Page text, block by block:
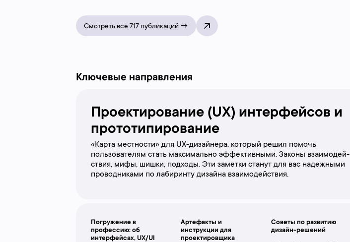
Смотреть все 717 публикаций →
Ключевые направления
Проектирование (UX) интерфейсов и
прототипирование
«Карта местности» для UX-дизайнера, который решил помочь
пользователям стать максимально эффективными. Зако­ны вза­и­мо­дей­
ствия, мифы, шишки, подходы. Эти заметки станут для вас надежными
проводниками по лабиринту дизайна взаимодействия.
Погружение в
профессию: об
интерфейсах, UX/UI
Артефакты и
инструкции для
проектировщика
Советы по развитию
дизайн-решений